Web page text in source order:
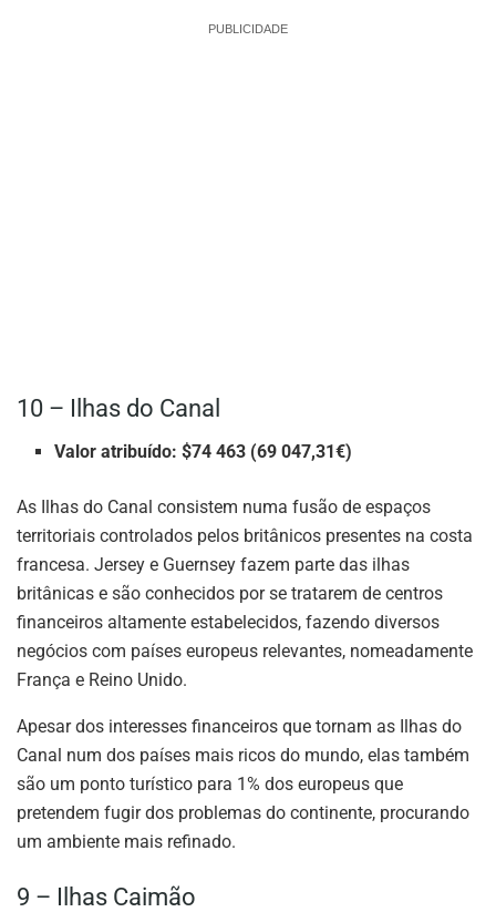
PUBLICIDADE
10 – Ilhas do Canal
Valor atribuído: $74 463 (69 047,31€)
As Ilhas do Canal consistem numa fusão de espaços
territoriais controlados pelos britânicos presentes na costa
francesa. Jersey e Guernsey fazem parte das ilhas
britânicas e são conhecidos por se tratarem de centros
financeiros altamente estabelecidos, fazendo diversos
negócios com países europeus relevantes, nomeadamente
França e Reino Unido.
Apesar dos interesses financeiros que tornam as Ilhas do
Canal num dos países mais ricos do mundo, elas também
são um ponto turístico para 1% dos europeus que
pretendem fugir dos problemas do continente, procurando
um ambiente mais refinado.
9 – Ilhas Caimão